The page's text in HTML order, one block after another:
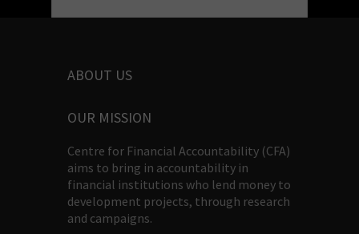
ABOUT US
OUR MISSION
Centre for Financial Accountability (CFA)
aims to bring in accountability in
financial institutions who lend money to
development projects, through research
and campaigns.